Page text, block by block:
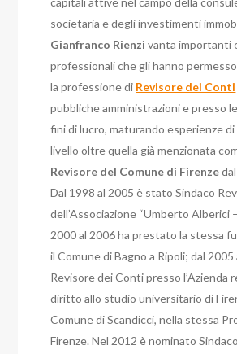
societaria e degli investimenti
Gianfranco Rienzi vanta importanti
professionali che gli hanno
la professione di Revisore dei Conti
pubbliche amministrazioni e presso
fini di lucro, maturando esperienze di
livello oltre quella già menzionata
Revisore del Comune di Firenze
Dal 1998 al 2005 è stato Sindaco
dell’Associazione “Umberto Alberici
2000 al 2006 ha prestato la stessa
il Comune di Bagno a Ripoli; dal
Revisore dei Conti presso l’Azienda
diritto allo studio universitario di
Comune di Scandicci, nella stessa
Firenze. Nel 2012 è nominato